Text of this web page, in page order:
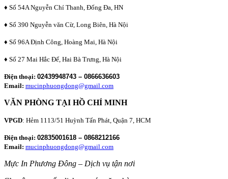
♦ Số 54A Nguyễn Chí Thanh, Đống Đa, HN
♦ Số 390 Nguyễn văn Cừ, Long Biên, Hà Nội
♦ Số 96A Định Công, Hoàng Mai, Hà Nội
♦ Số 27 Mai Hắc Đế, Hai Bà Trưng, Hà Nội
Điện thoại: 02439948743 – 0866636603
Email: mucinphuongdong@gmail.com
VĂN PHÒNG TẠI HỒ CHÍ MINH
VPGD: Hẻm 1113/51 Huỳnh Tấn Phát, Quận 7, HCM
Điện thoại: 02835001618 – 0868212166
Email: mucinphuongdong@gmail.com
Mực In Phương Đông – Dịch vụ tận nơi